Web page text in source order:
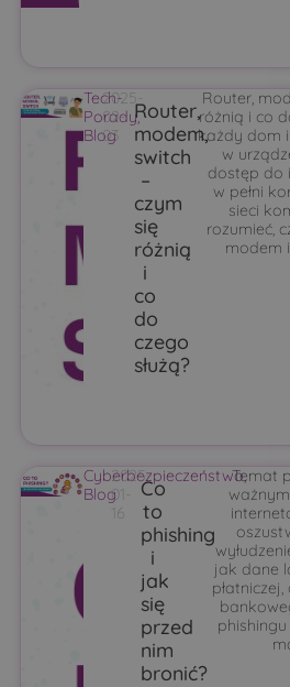
Tech-
Porady,
Blog
2025-
02-
03
Router,
modem,
switch
–
czym
się
różnią
i
co
do
czego
służą?
Router,
różnią i co
każdy dom
w
dostęp do
w pełni
sieci
rozumieć,
modem
Cyberbezpieczeństwo,
Blog
2025-
01-
16
Co
to
phishing
i
jak
się
przed
nim
bronić?
Temat
jak dane